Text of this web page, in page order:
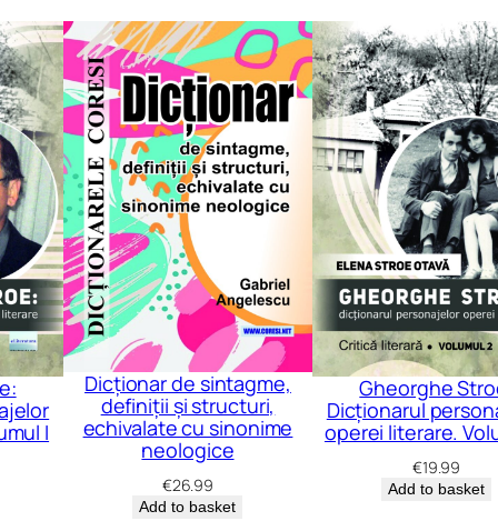
ă
ș
i
u
n
i
v
e
r
s
a
l
ă
q
a
I
Dicționar de sintagme,
definiții și structuri,
echivalate cu sinonime
neologice
€26.99
Add to basket
Gheorghe
Dicționarul
operei literare.
€19.99
Add to basket